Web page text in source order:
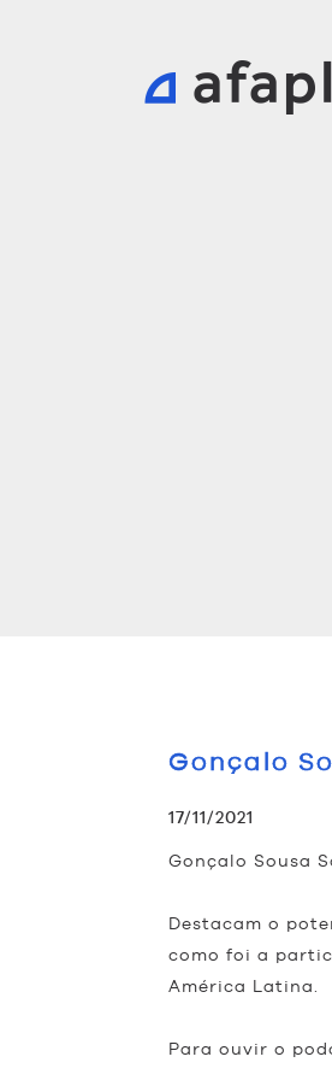
Gonçalo
17/11/2021
Gonçalo Sousa
Destacam o
como foi a
América Latina.
Para ouvir o